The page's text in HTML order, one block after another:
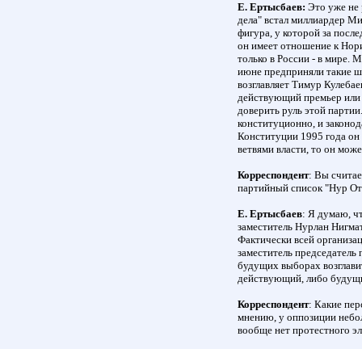
Е. Ертысбаев: Это уже не
дела" встал миллиардер
фигура, у которой за
он имеет отношение к
только в России - в мире.
июне предприняли такие
возглавляет Тимур
действующий премьер
доверить руль этой
конституционно, и
Конституции 1995 года
ветвями власти, то он
Корреспондент: Вы
партийный список "Нур
Е. Ертысбаев: Я думаю,
заместитель Нурлан
Фактически всей
заместитель
будущих выборах
действующий, либо
Корреспондент: Какие
мнению, у оппозиции
вообще нет протестного